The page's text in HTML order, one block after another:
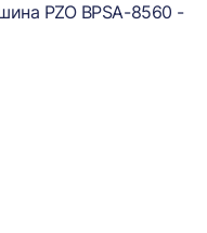
PZO BPSA-8560 -